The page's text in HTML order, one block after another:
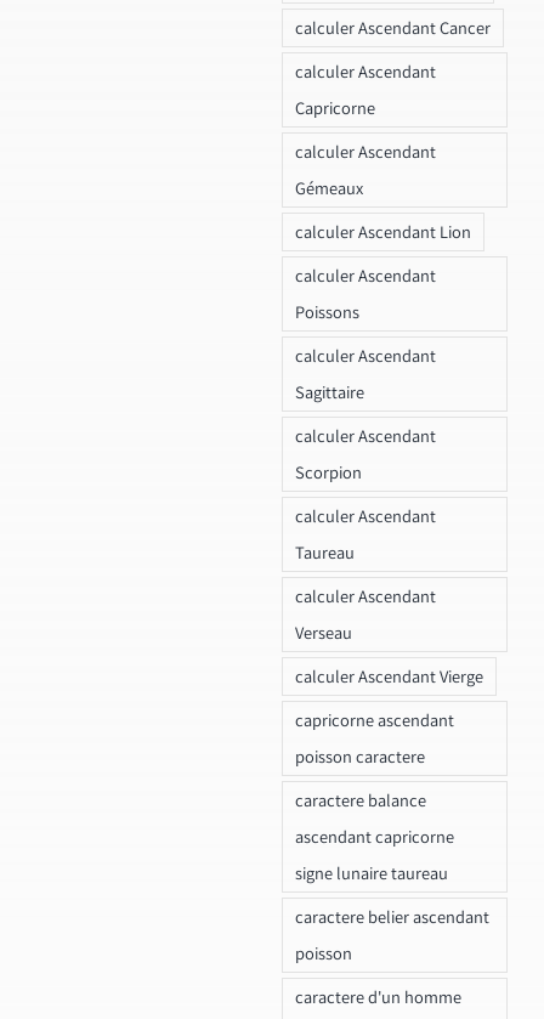
calculer Ascendant Cancer
calculer Ascendant
Capricorne
calculer Ascendant
Gémeaux
calculer Ascendant Lion
calculer Ascendant
Poissons
calculer Ascendant
Sagittaire
calculer Ascendant
Scorpion
calculer Ascendant
Taureau
calculer Ascendant
Verseau
calculer Ascendant Vierge
capricorne ascendant
poisson caractere
caractere balance
ascendant capricorne
signe lunaire taureau
caractere belier ascendant
poisson
caractere d'un homme